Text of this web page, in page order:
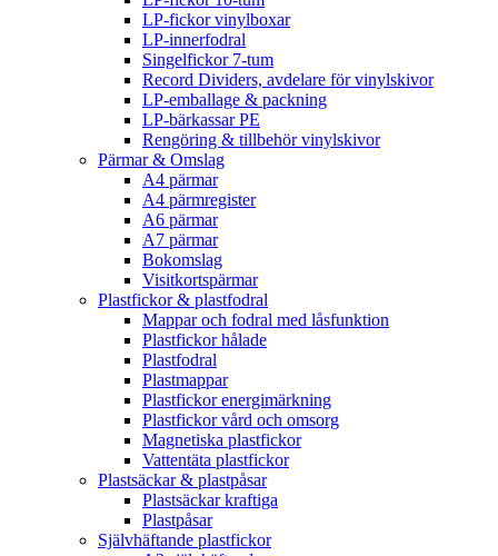
LP-fickor vinylboxar
LP-innerfodral
Singelfickor 7-tum
Record Dividers, avdelare för vinylskivor
LP-emballage & packning
LP-bärkassar PE
Rengöring & tillbehör vinylskivor
Pärmar & Omslag
A4 pärmar
A4 pärmregister
A6 pärmar
A7 pärmar
Bokomslag
Visitkortspärmar
Plastfickor & plastfodral
Mappar och fodral med låsfunktion
Plastfickor hålade
Plastfodral
Plastmappar
Plastfickor energimärkning
Plastfickor vård och omsorg
Magnetiska plastfickor
Vattentäta plastfickor
Plastsäckar & plastpåsar
Plastsäckar kraftiga
Plastpåsar
Självhäftande plastfickor